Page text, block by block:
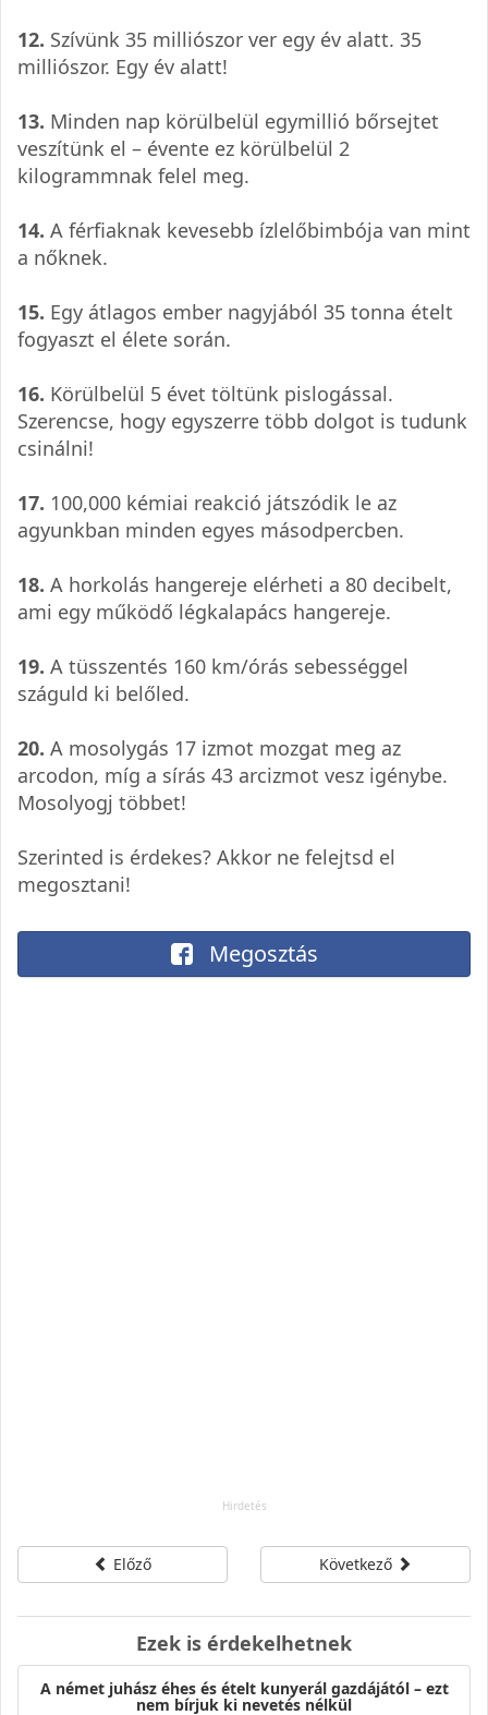
12. Szívünk 35 milliószor ver egy év alatt. 35
milliószor. Egy év alatt!
13. Minden nap körülbelül egymillió bőrsejtet
veszítünk el – évente ez körülbelül 2
kilogrammnak felel meg.
14. A férfiaknak kevesebb ízlelőbimbója van mint
a nőknek.
15. Egy átlagos ember nagyjából 35 tonna ételt
fogyaszt el élete során.
16. Körülbelül 5 évet töltünk pislogással.
Szerencse, hogy egyszerre több dolgot is tudunk
csinálni!
17. 100,000 kémiai reakció játszódik le az
agyunkban minden egyes másodpercben.
18. A horkolás hangereje elérheti a 80 decibelt,
ami egy működő légkalapács hangereje.
19. A tüsszentés 160 km/órás sebességgel
száguld ki belőled.
20. A mosolygás 17 izmot mozgat meg az
arcodon, míg a sírás 43 arcizmot vesz igénybe.
Mosolyogj többet!
Szerinted is érdekes? Akkor ne felejtsd el
megosztani!
Megosztás
Előző Következő
Ezek is érdekelhetnek
A német juhász éhes és ételt kunyerál gazdájától – ezt
nem bírjuk ki nevetés nélkül